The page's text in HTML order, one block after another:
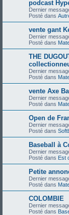
podcast
Dernier
Posté dans
vente gant
Dernier
Posté dans
THE
Dernier
Posté dans
vente Axe
Dernier
Posté dans
Open de
Dernier
Posté dans
Baseball à
Dernier
Posté dans Est
Petite
Dernier
Posté dans
COLOMBIE
Dernier
Posté dans